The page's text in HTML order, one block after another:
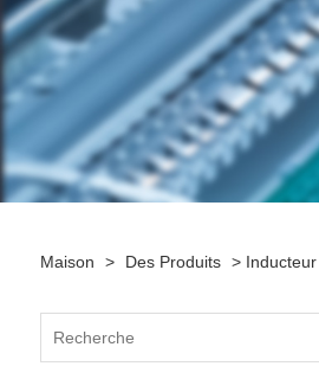
Maison > Des Produits > Inducteur